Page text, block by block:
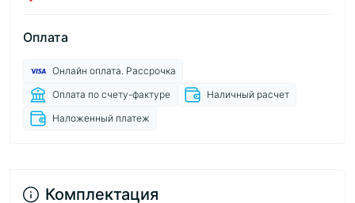
Оплата
Онлайн оплата. Рассрочка
Оплата по счету-фактуре
Наличный расчет
Наложенный платеж
Комплектация